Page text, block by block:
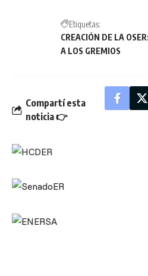
Etiquetas:
CREACIÓN DE LA
A LOS GREMIOS
Compartí esta
noticia 👉